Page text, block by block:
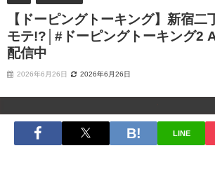
【ドーピングトーキング】新宿二
モテ!?│#ドーピングトーキング2
配信中
2026年6月26日 2026年6月26日
LINE